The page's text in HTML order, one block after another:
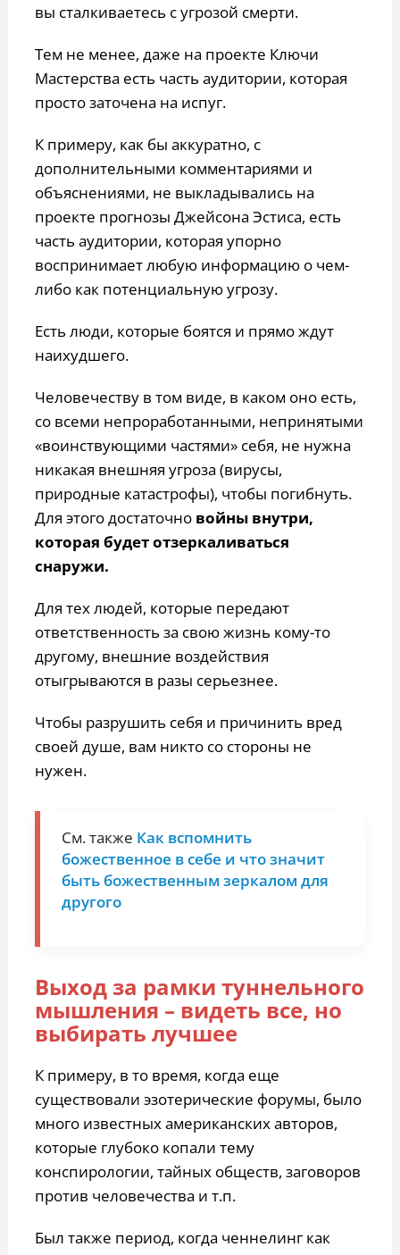
вы сталкиваетесь с угрозой смерти.
Тем не менее, даже на проекте Ключи
Мастерства есть часть аудитории, которая
просто заточена на испуг.
К примеру, как бы аккуратно, с
дополнительными комментариями и
объяснениями, не выкладывались на
проекте прогнозы Джейсона Эстиса, есть
часть аудитории, которая упорно
воспринимает любую информацию о чем-
либо как потенциальную угрозу.
Есть люди, которые боятся и прямо ждут
наихудшего.
Человечеству в том виде, в каком оно есть,
со всеми непроработанными, непринятыми
«воинствующими частями» себя, не нужна
никакая внешняя угроза (вирусы,
природные катастрофы), чтобы погибнуть.
Для этого достаточно войны внутри,
которая будет отзеркаливаться
снаружи.
Для тех людей, которые передают
ответственность за свою жизнь кому-то
другому, внешние воздействия
отыгрываются в разы серьезнее.
Чтобы разрушить себя и причинить вред
своей душе, вам никто со стороны не
нужен.
См. также Как вспомнить
божественное в себе и что значит
быть божественным зеркалом для
другого
Выход за рамки туннельного
мышления – видеть все, но
выбирать лучшее
К примеру, в то время, когда еще
существовали эзотерические форумы, было
много известных американских авторов,
которые глубоко копали тему
конспирологии, тайных обществ, заговоров
против человечества и т.п.
Был также период, когда ченнелинг как